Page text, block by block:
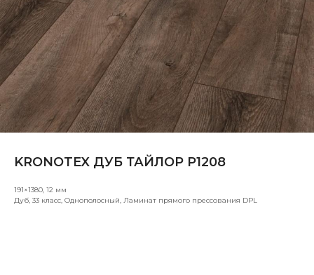
KRONOTEX ДУБ ТАЙЛОР P1208
191×1380, 12 мм
Дуб, 33 класс, Однополосный, Ламинат прямого прессования DPL